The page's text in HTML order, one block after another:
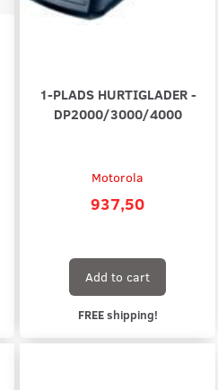
1-PLADS HURTIGLADER -
DP2000/3000/4000
Motorola
937,50
Add to cart
FREE shipping!